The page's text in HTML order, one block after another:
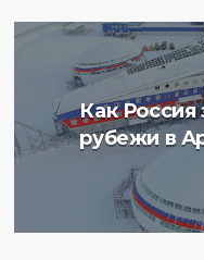
Как
рубежи в
Ученые
плавучего
отложений